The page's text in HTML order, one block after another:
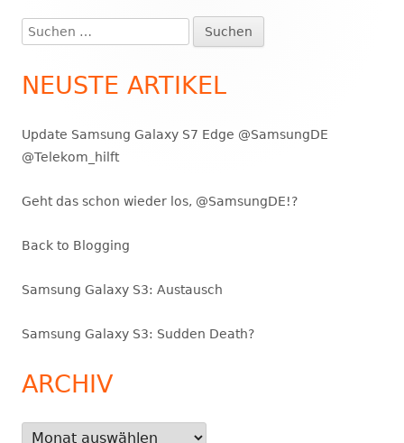
Haupt-
Seitenleiste
Suchen
nach:
NEUSTE ARTIKEL
Update Samsung Galaxy S7 Edge @SamsungDE
@Telekom_hilft
Geht das schon wieder los, @SamsungDE!?
Back to Blogging
Samsung Galaxy S3: Austausch
Samsung Galaxy S3: Sudden Death?
ARCHIV
Archiv